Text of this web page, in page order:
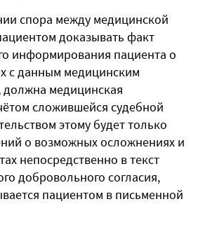
спора между медицинской
доказывать факт
информирования пациента о
с данным медицинским
должна медицинская
сложившейся судебной
этому будет только
о возможных осложнениях и
непосредственно в текст
добровольного согласия,
пациентом в письменной